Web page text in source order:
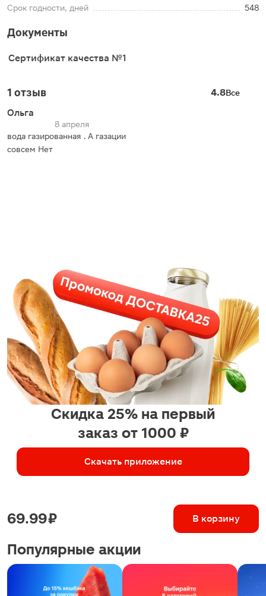
Срок годности, дней 548
Документы
Сертификат качества №1
1 отзыв 4.8Все
Ольга
8 апреля
вода газированная . А газации
совсем Нет
Скидка 25% на первый
заказ от 1000 ₽
Скачать приложение
69.99 ₽ В корзину
Популярные акции